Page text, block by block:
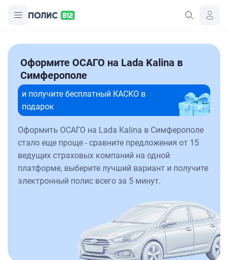
Оформите ОСАГО на Lada Kalina в
Симферополе
и получите бесплатный КАСКО в
подарок
Оформить ОСАГО на Lada Kalina в Симферополе
стало еще проще - сравните предложения от 15
ведущих страховых компаний на одной
платформе, выберите лучший вариант и получите
электронный полис всего за 5 минут.